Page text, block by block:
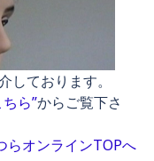
しております。
ちら”からご覧下さ
オンラインTOPへ